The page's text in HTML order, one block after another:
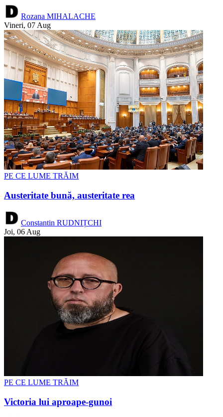
Rozana MIHALACHE
Vineri, 07 Aug
PE CE LUME TRĂIM
Austeritate bună, austeritate rea
Constantin RUDNIȚCHI
Joi, 06 Aug
PE CE LUME TRĂIM
Victoria lui aproape-gunoi